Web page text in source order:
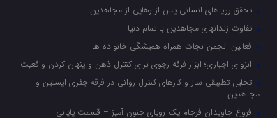
تحقق رویاهای انسانی پس از رهایی از مجاهدین
تفاوت زندانهای مجاهدین با تمام دنیا
فعالین انجمن نجات همراه همیشگی خانواده ها
انزوای اجباری؛ ابزار فرقه رجوی برای کنترل ذهن و پنهان کردن واقعیت
تحلیل تطبیقی ساز و کارهای کنترل روانی در فرقه جفری اپستین و
مجاهدین
فروغ جاویدان فرجام یک رویای جنون آمیز – قسمت پایانی